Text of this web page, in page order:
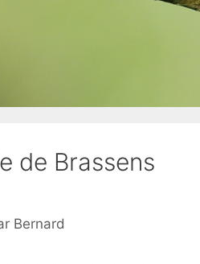
de Brassens
Bernard